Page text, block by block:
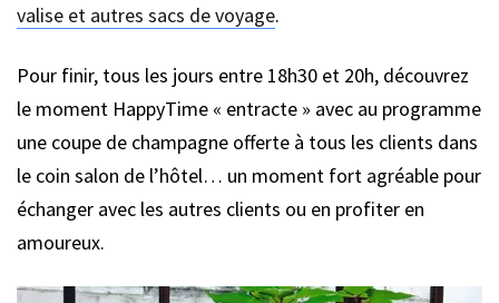
valise et autres sacs de voyage.
Pour finir, tous les jours entre 18h30 et 20h, découvrez
le moment HappyTime « entracte » avec au programme
une coupe de champagne offerte à tous les clients dans
le coin salon de l’hôtel… un moment fort agréable pour
échanger avec les autres clients ou en profiter en
amoureux.